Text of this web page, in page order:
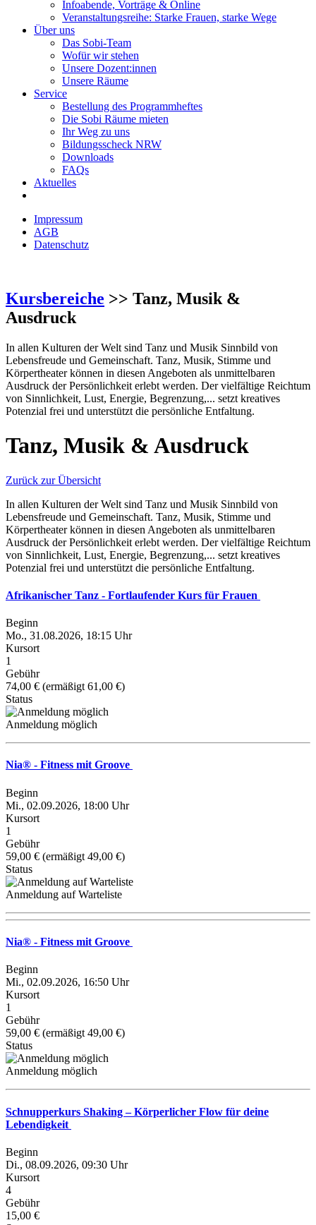
Infoabende, Vorträge & Online
Veranstaltungsreihe: Starke Frauen, starke Wege
Über uns
Das Sobi-Team
Wofür wir stehen
Unsere Dozent:innen
Unsere Räume
Service
Bestellung des Programmheftes
Die Sobi Räume mieten
Ihr Weg zu uns
Bildungsscheck NRW
Downloads
FAQs
Aktuelles
Impressum
AGB
Datenschutz
Kursbereiche >> Tanz, Musik &
Ausdruck
In allen Kulturen der Welt sind Tanz und Musik Sinnbild von
Lebensfreude und Gemeinschaft. Tanz, Musik, Stimme und
Körpertheater können in diesen Angeboten als unmittelbaren
Ausdruck der Persönlichkeit erlebt werden. Der vielfältige Reichtum
von Sinnlichkeit, Lust, Energie, Begrenzung,... setzt kreatives
Potenzial frei und unterstützt die persönliche Entfaltung.
Tanz, Musik & Ausdruck
Zurück zur Übersicht
In allen Kulturen der Welt sind Tanz und Musik Sinnbild von
Lebensfreude und Gemeinschaft. Tanz, Musik, Stimme und
Körpertheater können in diesen Angeboten als unmittelbaren
Ausdruck der Persönlichkeit erlebt werden. Der vielfältige Reichtum
von Sinnlichkeit, Lust, Energie, Begrenzung,... setzt kreatives
Potenzial frei und unterstützt die persönliche Entfaltung.
Afrikanischer Tanz - Fortlaufender Kurs für Frauen
Beginn
Mo., 31.08.2026, 18:15 Uhr
Kursort
1
Gebühr
74,00 € (ermäßigt 61,00 €)
Status
Anmeldung möglich
Nia® - Fitness mit Groove
Beginn
Mi., 02.09.2026, 18:00 Uhr
Kursort
1
Gebühr
59,00 € (ermäßigt 49,00 €)
Status
Anmeldung auf Warteliste
Nia® - Fitness mit Groove
Beginn
Mi., 02.09.2026, 16:50 Uhr
Kursort
1
Gebühr
59,00 € (ermäßigt 49,00 €)
Status
Anmeldung möglich
Schnupperkurs Shaking – Körperlicher Flow für deine
Lebendigkeit
Beginn
Di., 08.09.2026, 09:30 Uhr
Kursort
4
Gebühr
15,00 €